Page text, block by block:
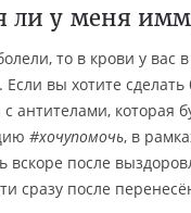
ли у меня
то в крови у вас
Если вы хотите
антителами, которая
#хочупомочь, в
вскоре после
сразу после